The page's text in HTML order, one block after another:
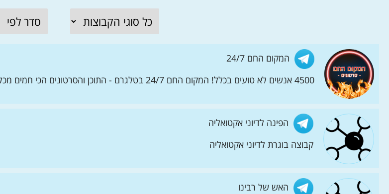
המקום החם 24/7
4500 אנשים לא טועים בכלל! המקום החם 24/7 בטלגרם - התוכן והסרטונים הכי חמים מכל פינה בעולם ועוד המון הפתעות בהמשך...
הפינה לדיוני אקטואליה
קבוצה בוגרת לדיוני אקטואליה
האש של רבינו